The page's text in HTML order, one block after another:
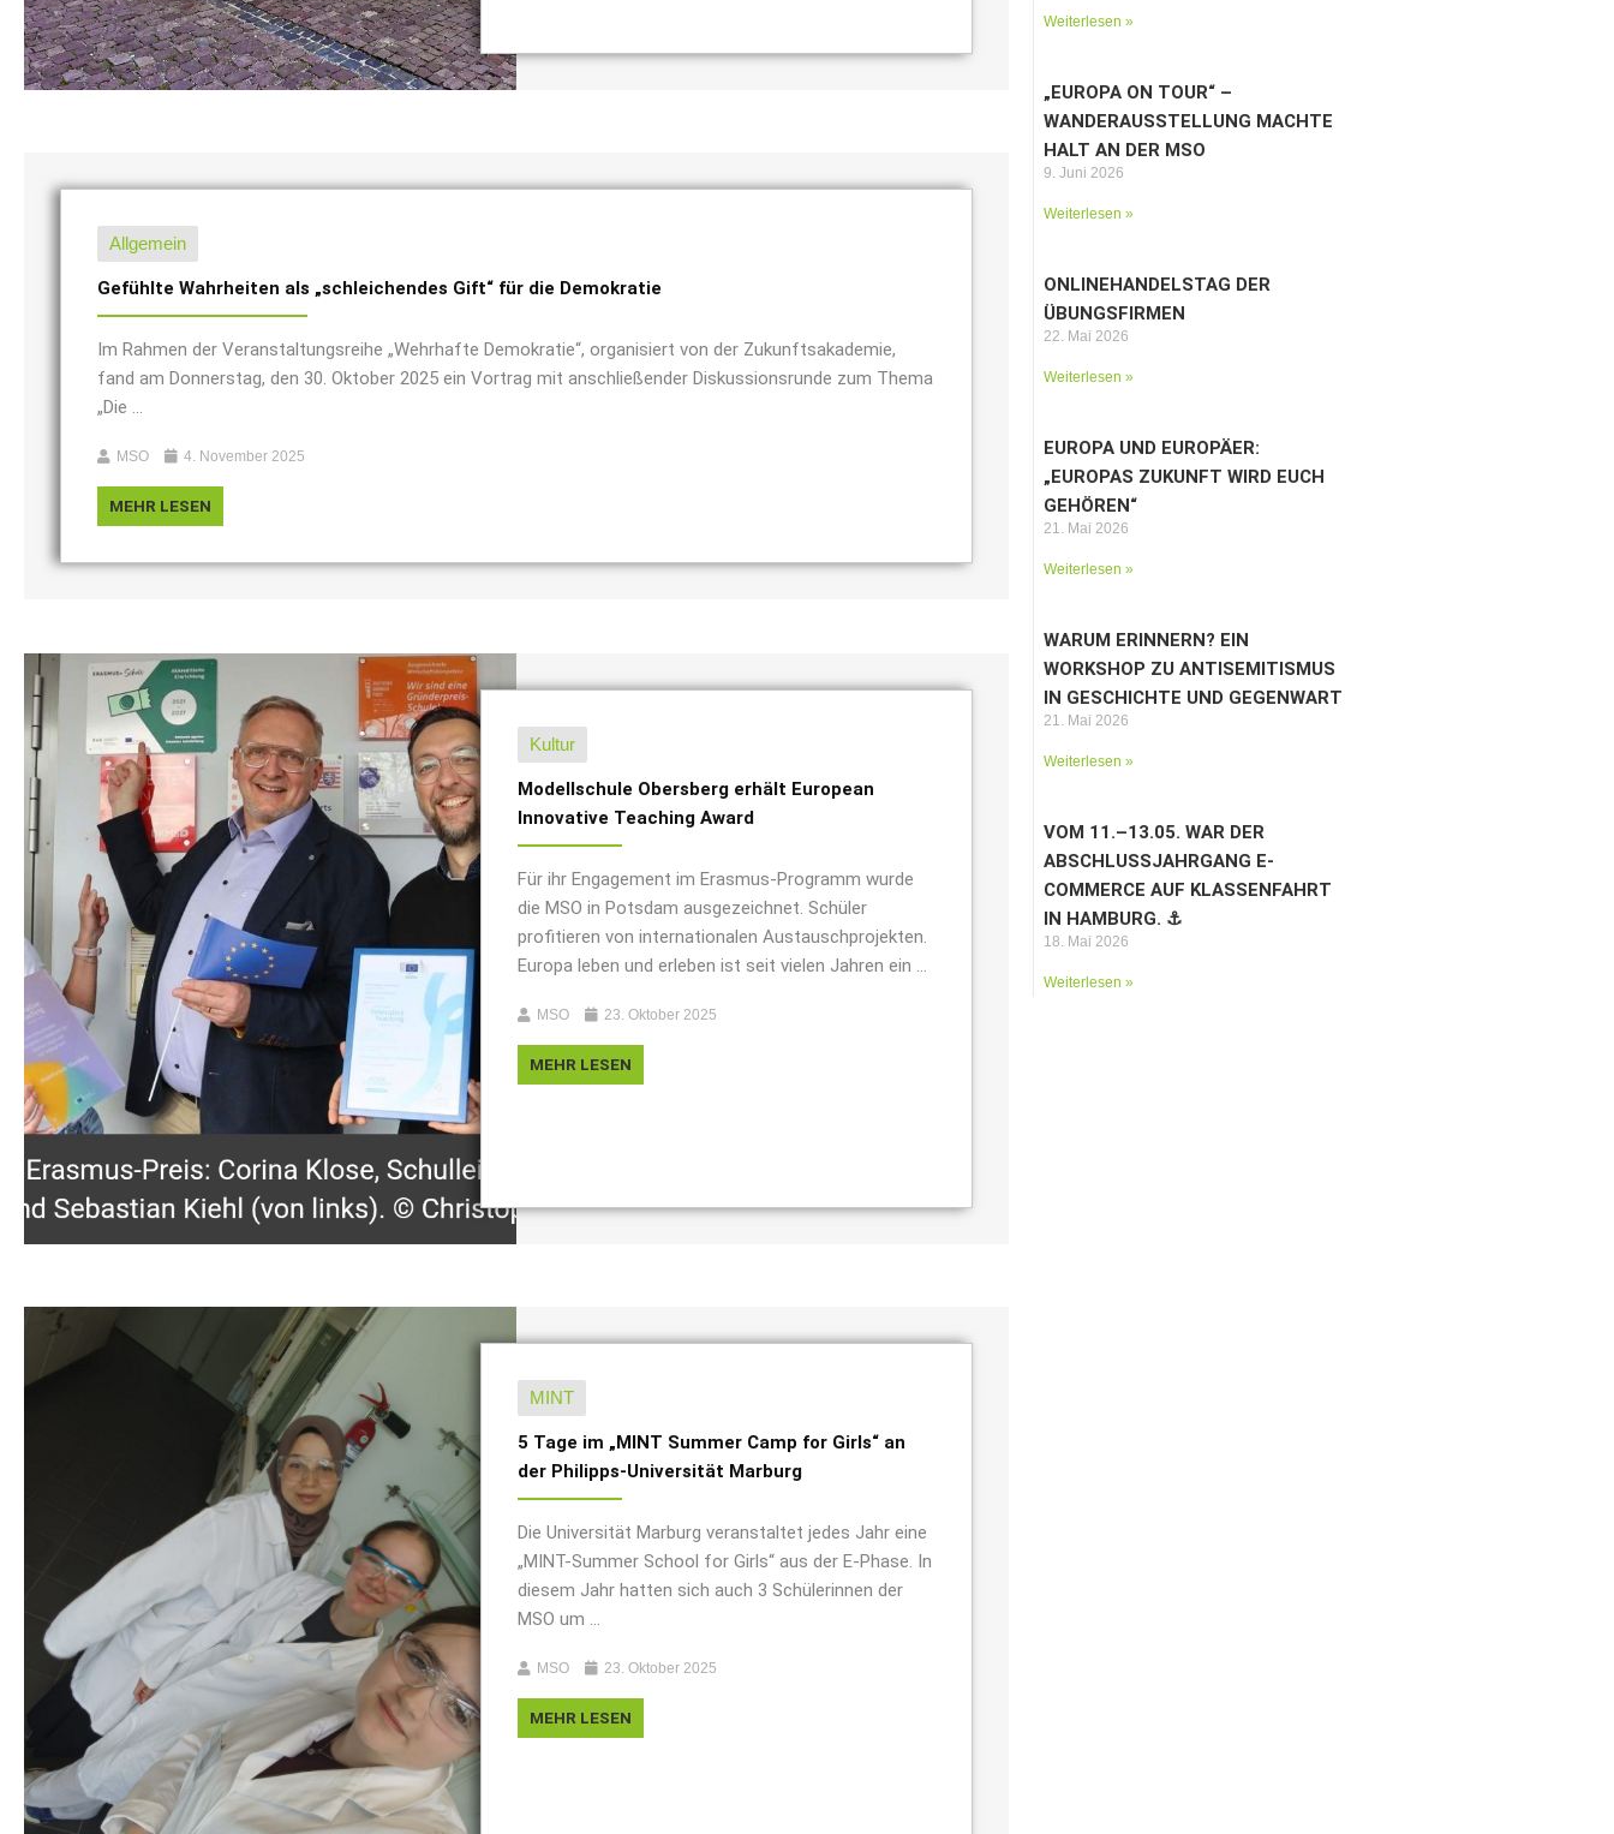
Allgemein
Gefühlte Wahrheiten als „schleichendes Gift“ für die Demokratie
Im Rahmen der Veranstaltungsreihe „Wehrhafte Demokratie“, organisiert von der Zukunftsakademie,
fand am Donnerstag, den 30. Oktober 2025 ein Vortrag mit anschließender Diskussionsrunde zum Thema
„Die ...
MSO 4. November 2025
MEHR LESEN
Kultur
Modellschule Obersberg erhält European
Innovative Teaching Award
Für ihr Engagement im Erasmus-Programm wurde
die MSO in Potsdam ausgezeichnet. Schüler
profitieren von internationalen Austauschprojekten.
Europa leben und erleben ist seit vielen Jahren ein ...
MSO 23. Oktober 2025
MEHR LESEN
MINT
5 Tage im „MINT Summer Camp for Girls“ an
der Philipps-Universität Marburg
Die Universität Marburg veranstaltet jedes Jahr eine
„MINT-Summer School for Girls“ aus der E-Phase. In
diesem Jahr hatten sich auch 3 Schülerinnen der
MSO um ...
MSO 23. Oktober 2025
MEHR LESEN
Weiterlesen »
„EUROPA ON TOUR“ –
WANDERAUSSTELLUNG MACHTE
HALT AN DER MSO
9. Juni 2026
Weiterlesen »
ONLINEHANDELSTAG DER
ÜBUNGSFIRMEN
22. Mai 2026
Weiterlesen »
EUROPA UND EUROPÄER:
„EUROPAS ZUKUNFT WIRD EUCH
GEHÖREN“
21. Mai 2026
Weiterlesen »
WARUM ERINNERN? EIN
WORKSHOP ZU ANTISEMITISMUS
IN GESCHICHTE UND GEGENWART
21. Mai 2026
Weiterlesen »
VOM 11.–13.05. WAR DER
ABSCHLUSSJAHRGANG E-
COMMERCE AUF KLASSENFAHRT
IN HAMBURG. ⚓️
18. Mai 2026
Weiterlesen »